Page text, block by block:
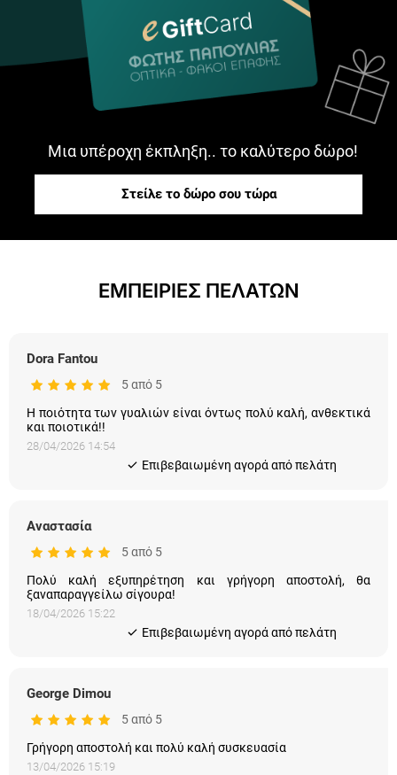
Μια υπέροχη έκπληξη.. το καλύτερο δώρο!
Στείλε το δώρο σου τώρα
ΕΜΠΕΙΡΙΕΣ ΠΕΛΑΤΩΝ
Dora Fantou
5 από 5
Η ποιότητα των γυαλιών είναι όντως πολύ καλή, ανθεκτικά
και ποιοτικά!!
28/04/2026 14:54
Eπιβεβαιωμένη αγορά από πελάτη
Αναστασία
5 από 5
Πολύ καλή εξυπηρέτηση και γρήγορη αποστολή, θα
ξαναπαραγγείλω σίγουρα!
18/04/2026 15:22
Eπιβεβαιωμένη αγορά από πελάτη
George Dimou
5 από 5
Γρήγορη αποστολή και πολύ καλή συσκευασία
13/04/2026 15:19